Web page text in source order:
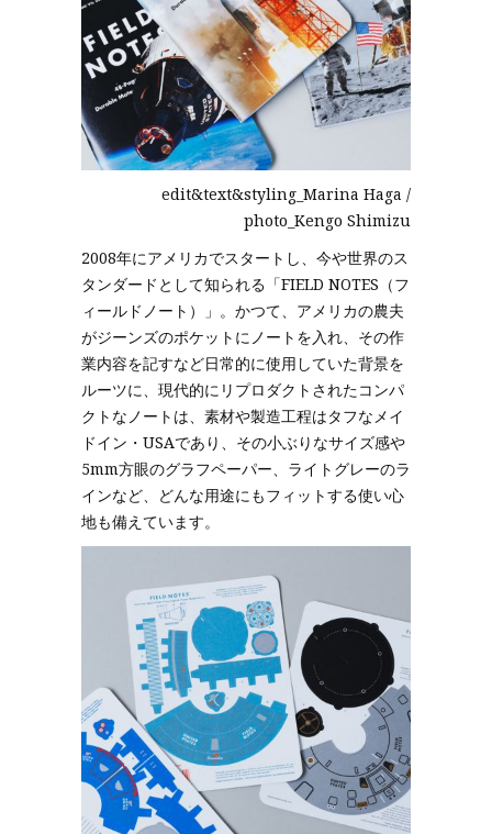
edit&text&styling_Marina Haga /
photo_Kengo Shimizu
2008年にアメリカでスタートし、今や世界のス
タンダードとして知られる「FIELD NOTES（フ
ィールドノート）」。かつて、アメリカの農夫
がジーンズのポケットにノートを入れ、その作
業内容を記すなど日常的に使用していた背景を
ルーツに、現代的にリプロダクトされたコンパ
クトなノートは、素材や製造工程はタフなメイ
ドイン・USAであり、その小ぶりなサイズ感や
5mm方眼のグラフペーパー、ライトグレーのラ
インなど、どんな用途にもフィットする使い心
地も備えています。